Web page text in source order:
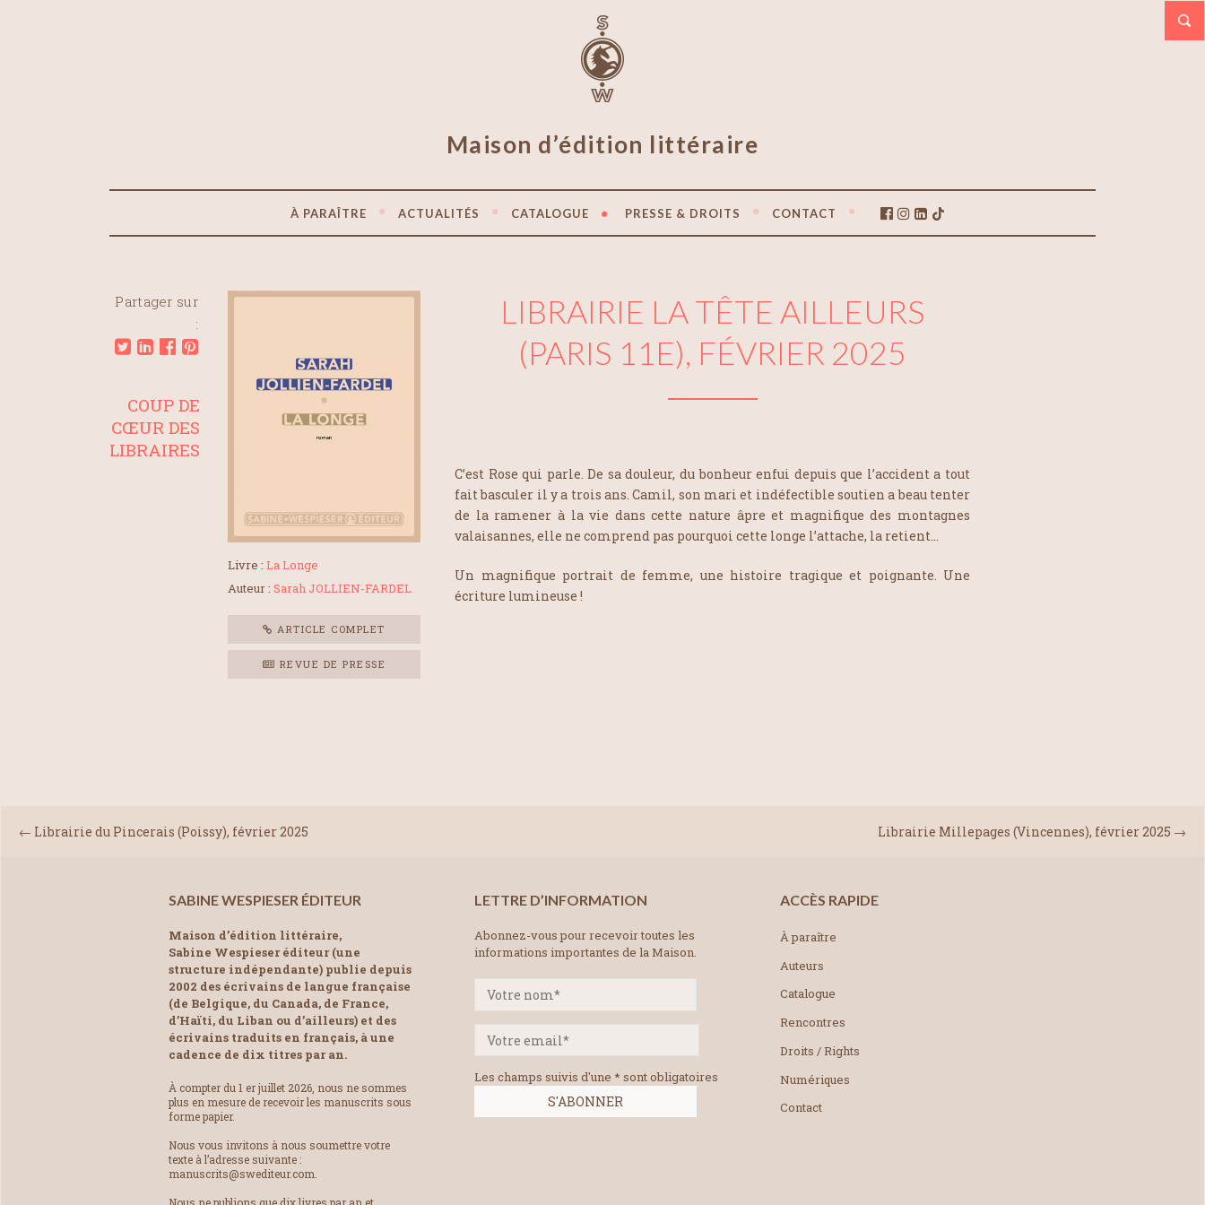
Maison d’édition littéraire
À PARAÎTRE ACTUALITÉS CATALOGUE PRESSE & DROITS CONTACT
Partager sur
:
Livre : La Longe
Auteur : Sarah JOLLIEN-FARDEL
ARTICLE COMPLET
REVUE DE PRESSE
LIBRAIRIE LA TÊTE AILLEURS
(PARIS 11E), FÉVRIER 2025
C’est Rose qui parle. De sa douleur, du bonheur enfui depuis que l’accident a tout
fait basculer il y a trois ans. Camil, son mari et indéfectible soutien a beau tenter
de la ramener à la vie dans cette nature âpre et magnifique des montagnes
valaisannes, elle ne comprend pas pourquoi cette longe l’attache, la retient…
Un magnifique portrait de femme, une histoire tragique et poignante. Une
écriture lumineuse !
COUP DE
CŒUR DES
LIBRAIRES
Librairie Millepages (Vincennes), février 2025 →
← Librairie du Pincerais (Poissy), février 2025
SABINE WESPIESER ÉDITEUR
Maison d’édition littéraire,
Sabine Wespieser éditeur (une
structure indépendante) publie depuis
2002 des écrivains de langue française
(de Belgique, du Canada, de France,
d’Haïti, du Liban ou d’ailleurs) et des
écrivains traduits en français, à une
cadence de dix titres par an.
À compter du 1 er juillet 2026, nous ne sommes
plus en mesure de recevoir les manuscrits sous
forme papier.
Nous vous invitons à nous soumettre votre
texte à l’adresse suivante :
manuscrits@swediteur.com.
LETTRE D’INFORMATION
Abonnez-vous pour recevoir toutes les
informations importantes de la Maison.
Les champs suivis d'une * sont obligatoires
ACCÈS RAPIDE
À paraître
Auteurs
Catalogue
Rencontres
Droits / Rights
Numériques
Contact